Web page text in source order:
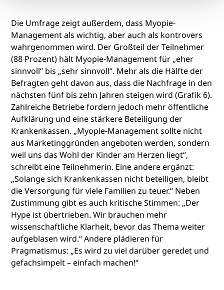
Die Umfrage zeigt außerdem, dass Myopie-
Management als wichtig, aber auch als kontrovers
wahrgenommen wird. Der Großteil der Teilnehmer
(88 Prozent) hält Myopie-Management für „eher
sinnvoll“ bis „sehr sinnvoll“. Mehr als die Hälfte der
Befragten geht davon aus, dass die Nachfrage in den
nächsten fünf bis zehn Jahren steigen wird (Grafik 6).
Zahlreiche Betriebe fordern jedoch mehr öffentliche
Aufklärung und eine stärkere Beteiligung der
Krankenkassen. „Myopie-Management sollte nicht
aus Marketinggründen angeboten werden, sondern
weil uns das Wohl der Kinder am Herzen liegt“,
schreibt eine Teilnehmerin. Eine andere ergänzt:
„Solange sich Krankenkassen nicht beteiligen, bleibt
die Versorgung für viele Familien zu teuer.“ Neben
Zustimmung gibt es auch kritische Stimmen: „Der
Hype ist übertrieben. Wir brauchen mehr
wissenschaftliche Klarheit, bevor das Thema weiter
aufgeblasen wird.“ Andere plädieren für
Pragmatismus: „Es wird zu viel darüber geredet und
gefachsimpelt – einfach machen!“